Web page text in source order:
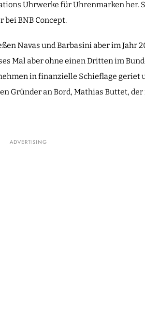
Uhrwerke für Uhrenmarken her.
bei BNB Concept.
Navas und Barbasini aber im Jahr
Mal aber ohne einen Dritten im
in finanzielle Schieflage geriet
Gründer an Bord, Mathias Buttet,
ADVERTISING